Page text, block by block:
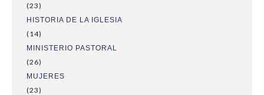
(23)
HISTORIA DE LA IGLESIA
(14)
MINISTERIO PASTORAL
(26)
MUJERES
(23)